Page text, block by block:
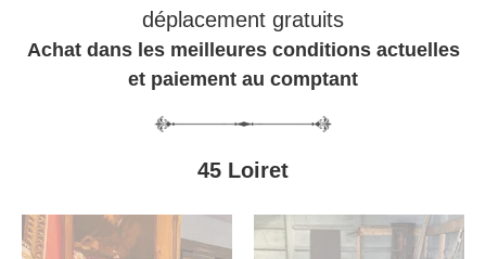
déplacement gratuits
Achat dans les meilleures conditions actuelles
et paiement au comptant
45 Loiret